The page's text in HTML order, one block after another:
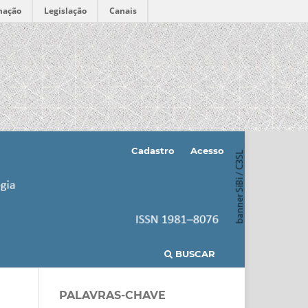
Legislação Canais
BUSCAR
Cadastro Acesso
PALAVRAS-CHAVE